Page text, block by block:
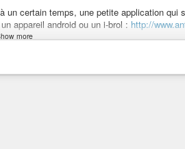
un certain temps, une petite application qui
appareil android ou un i-brol : http://
commencé il y a quelques temps et
more